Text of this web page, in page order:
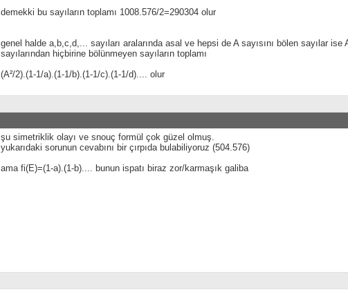
demekki bu sayıların toplamı 1008.576/2=290304 olur
genel halde a,b,c,d,... sayıları aralarında asal ve hepsi de A sayısını bölen sayılar
sayılarından hiçbirine bölünmeyen sayıların toplamı
(A²/2).(1-1/a).(1-1/b).(1-1/c).(1-1/d).... olur
şu simetriklik olayı ve snouç formül çok güzel olmuş.
yukarıdaki sorunun cevabını bir çırpıda bulabiliyoruz (504.576)
ama fi(E)=(1-a).(1-b).... bunun ispatı biraz zor/karmaşık galiba